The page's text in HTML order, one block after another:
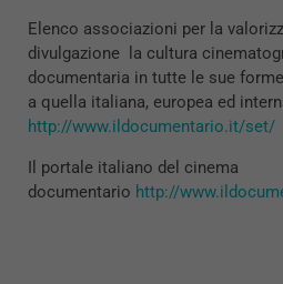
Elenco associazioni per la
divulgazione la cultura
documentaria in tutte le sue
a quella italiana, europea ed
http://www.ildocumentario.it/set/
Il portale italiano del cinema
documentario http://